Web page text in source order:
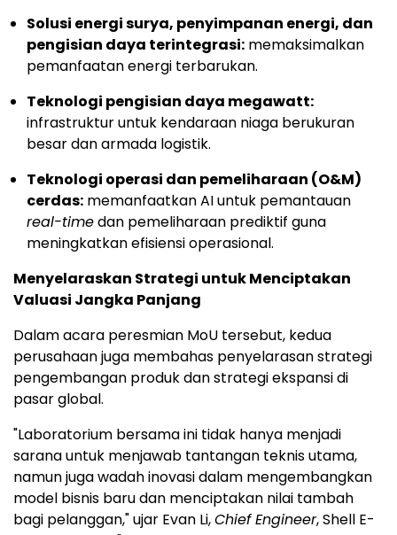
Solusi energi surya, penyimpanan energi, dan
pengisian daya terintegrasi: memaksimalkan
pemanfaatan energi terbarukan.
Teknologi pengisian daya megawatt:
infrastruktur untuk kendaraan niaga berukuran
besar dan armada logistik.
Teknologi operasi dan pemeliharaan (O&M)
cerdas: memanfaatkan AI untuk pemantauan
real-timedan pemeliharaan prediktif guna
meningkatkan efisiensi operasional.
Menyelaraskan Strategi untuk Menciptakan
Valuasi Jangka Panjang
Dalam acara peresmian MoU tersebut, kedua
perusahaan juga membahas penyelarasan strategi
pengembangan produk dan strategi ekspansi di
pasar global.
"Laboratorium bersama ini tidak hanya menjadi
sarana untuk menjawab tantangan teknis utama,
namun juga wadah inovasi dalam mengembangkan
model bisnis baru dan menciptakan nilai tambah
bagi pelanggan," ujar Evan Li,Chief Engineer, Shell E-